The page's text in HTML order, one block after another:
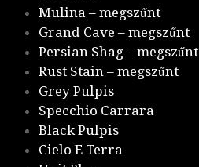
Mulina – megszűnt
Grand Cave – megszűnt
Persian Shag – megszűnt
Rust Stain – megszűnt
Grey Pulpis
Specchio Carrara
Black Pulpis
Cielo E Terra